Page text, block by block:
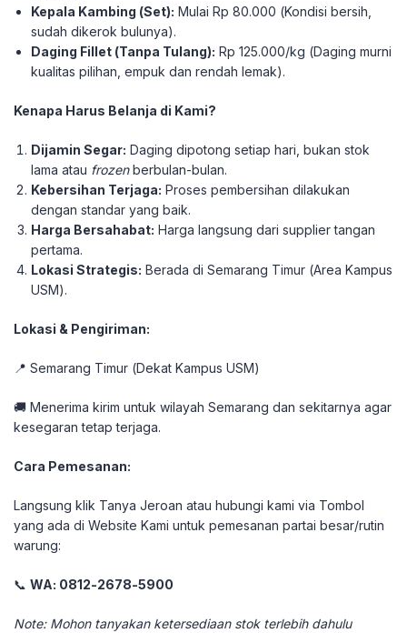
Kepala Kambing (Set): Mulai Rp 80.000 (Kondisi bersih,
sudah dikerok bulunya).
Daging Fillet (Tanpa Tulang): Rp 125.000/kg (Daging murni
kualitas pilihan, empuk dan rendah lemak).
Kenapa Harus Belanja di Kami?
Dijamin Segar: Daging dipotong setiap hari, bukan stok
lama atau frozenberbulan-bulan.
Kebersihan Terjaga: Proses pembersihan dilakukan
dengan standar yang baik.
Harga Bersahabat: Harga langsung dari supplier tangan
pertama.
Lokasi Strategis: Berada di Semarang Timur (Area Kampus
USM).
Lokasi & Pengiriman:
📍 Semarang Timur (Dekat Kampus USM)
🚚 Menerima kirim untuk wilayah Semarang dan sekitarnya agar
kesegaran tetap terjaga.
Cara Pemesanan:
Langsung klik Tanya Jeroan atau hubungi kami via Tombol
yang ada di Website Kami untuk pemesanan partai besar/rutin
warung:
📞 WA: 0812-2678-5900
Note: Mohon tanyakan ketersediaan stok terlebih dahulu